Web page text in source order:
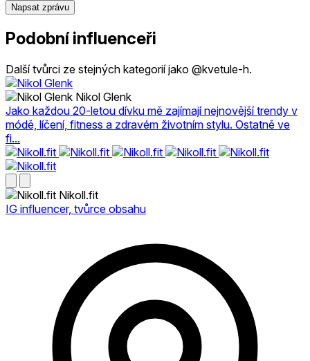
Napsat zprávu
Podobní influenceři
Další tvůrci ze stejných kategorií jako @kvetule-h.
Nikol Glenk
Jako každou 20-letou dívku mě zajímají nejnovější trendy v
módě, líčení, fitness a zdravém životním stylu. Ostatně ve
fi...
Nikoll.fit
IG influencer, tvůrce obsahu